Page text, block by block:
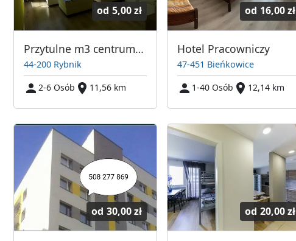
od 5,00 zł
Przytulne m3 centrum Rybnika
44-200 Rybnik
2-6 Osób
11,56 km
od 16,00 zł
Hotel Pracowniczy
47-451 Bieńkowice
1-40 Osób
12,14 km
od 30,00 zł od 20,00 zł